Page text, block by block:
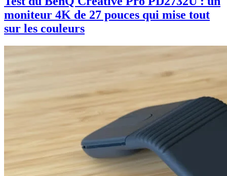
moniteur 4K de 27 pouces qui mise tout
sur les couleurs